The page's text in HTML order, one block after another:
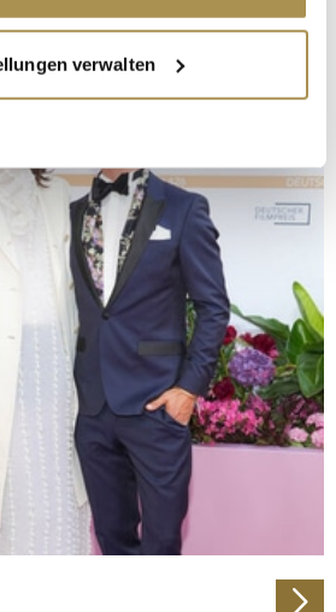
über Ihre geografische Lage
bis auf einige Meter genau sein
(Fingerprinting) identifizieren
wie Ihre persönlichen Daten
legen Sie Ihre Präferenzen im
fest.
um Inhalte und Anzeigen zu
für soziale Medien anbieten
auf unsere Website zu
geben wir Informationen zu Ihrer
Website an unsere Partner für
und Analysen weiter. Unsere
möglicherweise mit
die Sie ihnen bereitgestellt
verwalten